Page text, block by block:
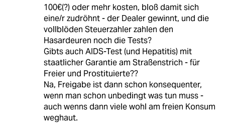
100€(?) oder mehr kosten, bloß damit sich
eine/r zudröhnt - der Dealer gewinnt, und die
vollblöden Steuerzahler zahlen den
Hasardeuren noch die Tests?
Gibts auch AIDS-Test (und Hepatitis) mit
staatlicher Garantie am Straßenstrich - für
Freier und Prostituierte??
Na, Freigabe ist dann schon konsequenter,
wenn man schon unbedingt was tun muss -
auch wenns dann viele wohl am freien Konsum
weghaut.